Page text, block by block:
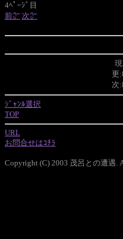
4ﾍﾟｰｼﾞ目
前㌻ 次㌻
更
次
ｼﾞｬﾝﾙ選択
TOP
URL
お問合せはｺﾁﾗ
Copyright (C) 2003 茂呂との遭遇.